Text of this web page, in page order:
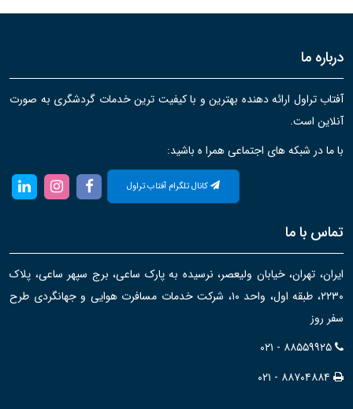
درباره ما
آفتاب تراول ارائه دهنده بهترین و با کیفیت ترین خدمات گردشگری به صورت
آنلاین است.
با ما در شبکه های اجتماعی همرا ه باشید:
کانال تلگرام آفتاب تراول
تماس با ما
ایران، تهران، خیابان ولیعصر، نرسیده به پارک ساعی، برج سپهر ساعی، پلاک
۲۲۳۰، طبقه اول، واحد ۱۰، شرکت خدمات مسافرت هوایی و جهانگردی طرح
سفر روز
۰۲۱ - ۸۸۵۵۹۹۲۵
۰۲۱ - ۸۸۷۰۴۸۸۴